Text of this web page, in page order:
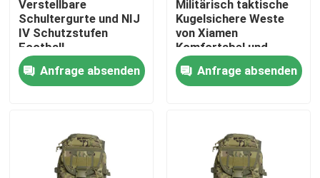
Zu Hause
Produkte
Über uns
Verstellbare
Schultergurte und NIJ
IV Schutzstufen
Football
Trainingsweste für
ultimative Leistung
Anfrage absenden
Militärisch taktische
Kugelsichere Weste
von Xiamen
Komfortabel und
Probe zur Verfügung
gestelltAnfrage absenden